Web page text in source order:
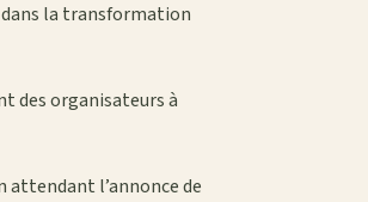
dans la transformation
des organisateurs à
attendant l’annonce de